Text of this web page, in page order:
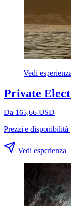
Vedi esperienza
Private
Da 165,66 USD
Prezzi e disponibilità
Vedi esperienza